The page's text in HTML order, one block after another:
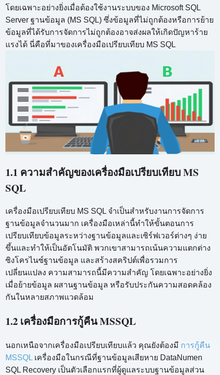
โดยเฉพาะอย่างยิ่งเมื่อต้องใช้งานระบบของ Microsoft SQL
Server ฐานข้อมูล (MS SQL) ซึ่งข้อมูลที่ไม่ถูกต้องหรือการย้าย
ข้อมูลที่ได้รับการจัดการไม่ถูกต้องอาจส่งผลให้เกิดปัญหาร้าย
แรงได้ นี่คือที่มาของเครื่องมือเปรียบเทียบ MS SQL
1.1 ความสำคัญของเครื่องมือเปรียบเทียบ MS
SQL
เครื่องมือเปรียบเทียบ MS SQL จำเป็นสำหรับงานการจัดการ
ฐานข้อมูลจำนวนมาก เครื่องมือเหล่านี้ทำให้ขั้นตอนการ
เปรียบเทียบข้อมูลระหว่างฐานข้อมูลและเซิร์ฟเวอร์ต่างๆ ง่าย
ขึ้นและทำให้เป็นอัตโนมัติ พวกเขาสามารถเน้นความแตกต่าง
ซิงโครไนซ์ฐานข้อมูล และสร้างสคริปต์เพื่อรวมการ
เปลี่ยนแปลง ความสามารถนี้มีความสำคัญ โดยเฉพาะอย่างยิ่ง
เมื่อย้ายข้อมูล ผสานฐานข้อมูล หรือรับประกันความสอดคล้อง
กันในหลายสภาพแวดล้อม
1.2 เครื่องมือการกู้คืน MSSQL
นอกเหนือจากเครื่องมือเปรียบเทียบแล้ว คุณยังต้องมี การกู้คืน
MSSQL เครื่องมือในกรณีที่ฐานข้อมูลเสียหาย DataNumen
SQL Recovery เป็นตัวเลือกแรกที่ผู้ดูแลระบบฐานข้อมูลส่วน